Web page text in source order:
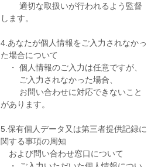
適切な取扱いが行われるよう監督
します。
4.あなたが個人情報をご入力されなかっ
た場合について
・ 個人情報のご入力は任意ですが、
ご入力されなかった場合、
お問い合わせに対応できないこと
があります。
5.保有個人データ又は第三者提供記録に
関する事項の周知
および問い合わせ窓口について